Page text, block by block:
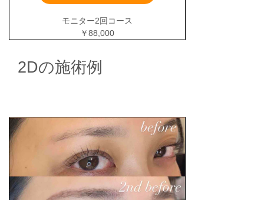
モニター2回コース
￥88,000
2Dの施術例